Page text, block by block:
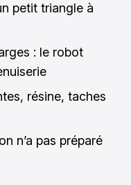
petit triangle à
: le robot
résine, taches
n’a pas préparé